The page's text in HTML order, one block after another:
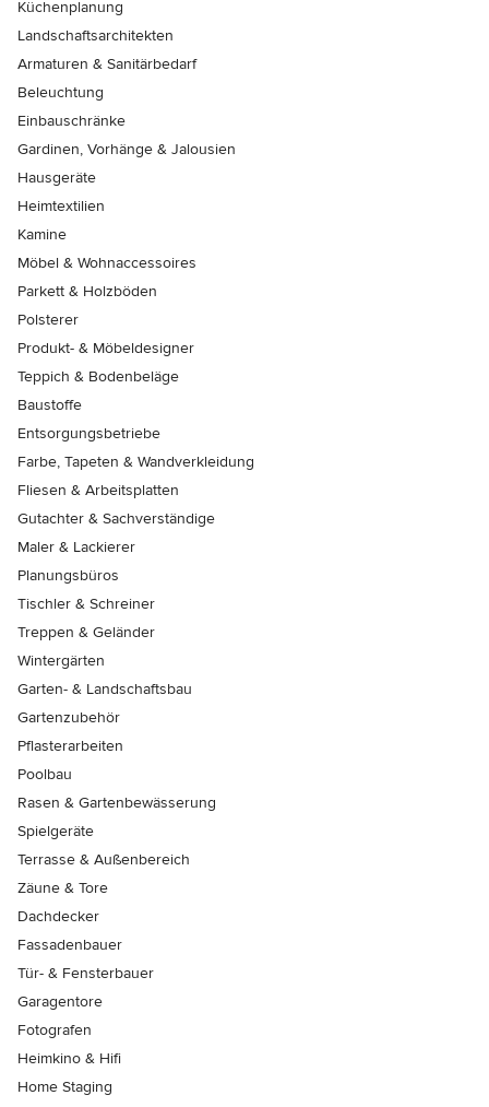
Küchenplanung
Landschaftsarchitekten
Armaturen & Sanitärbedarf
Beleuchtung
Einbauschränke
Gardinen, Vorhänge & Jalousien
Hausgeräte
Heimtextilien
Kamine
Möbel & Wohnaccessoires
Parkett & Holzböden
Polsterer
Produkt- & Möbeldesigner
Teppich & Bodenbeläge
Baustoffe
Entsorgungsbetriebe
Farbe, Tapeten & Wandverkleidung
Fliesen & Arbeitsplatten
Gutachter & Sachverständige
Maler & Lackierer
Planungsbüros
Tischler & Schreiner
Treppen & Geländer
Wintergärten
Garten- & Landschaftsbau
Gartenzubehör
Pflasterarbeiten
Poolbau
Rasen & Gartenbewässerung
Spielgeräte
Terrasse & Außenbereich
Zäune & Tore
Dachdecker
Fassadenbauer
Tür- & Fensterbauer
Garagentore
Fotografen
Heimkino & Hifi
Home Staging